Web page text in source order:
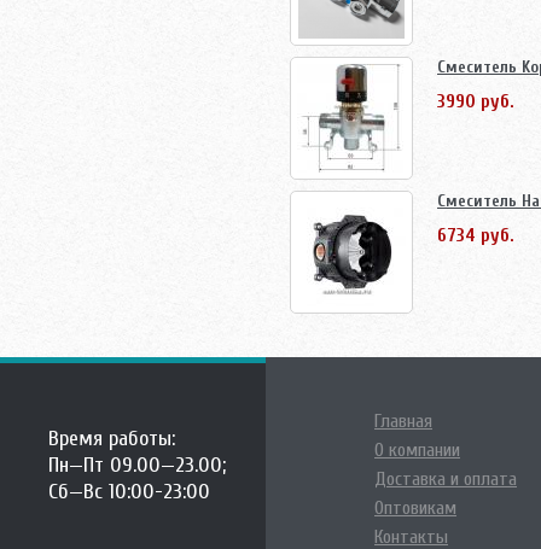
Смеситель
3990 руб.
Смеситель
6734 руб.
Время работы:
Пн—Пт 09.00—23.00;
Сб—Вс 10:00-23:00
Главная
О компании
Доставка и оплата
Оптовикам
Контакты